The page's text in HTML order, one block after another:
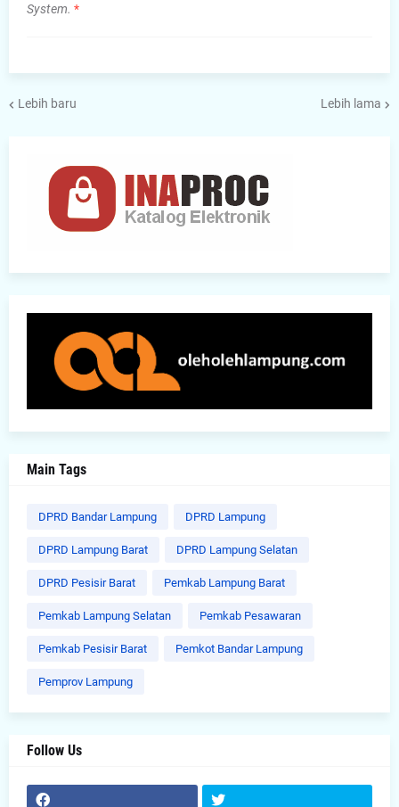
System. *
Lebih baru Lebih lama
Main Tags
DPRD Bandar Lampung DPRD Lampung
DPRD Lampung Barat DPRD Lampung Selatan
DPRD Pesisir Barat Pemkab Lampung Barat
Pemkab Lampung Selatan Pemkab Pesawaran
Pemkab Pesisir Barat Pemkot Bandar Lampung
Pemprov Lampung
Follow Us